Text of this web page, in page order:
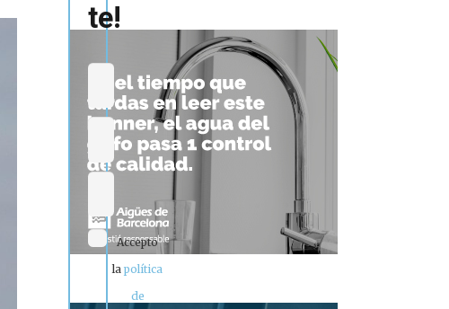
te!
Accepto
lapolítica
de